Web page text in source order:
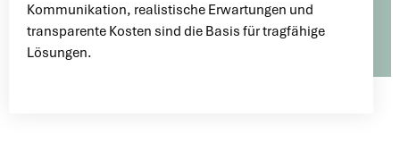
Kommunikation, realistische Erwartungen und
transparente Kosten sind die Basis für tragfähige
Lösungen.